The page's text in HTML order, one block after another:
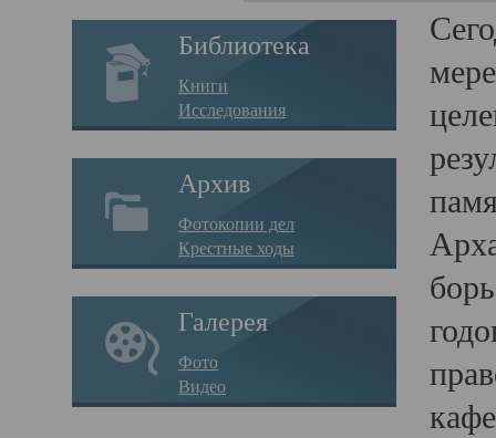
Библиотека
Книги
Исследования
Архив
Фотокопии дел
Крестные ходы
Галерея
Фото
Видео